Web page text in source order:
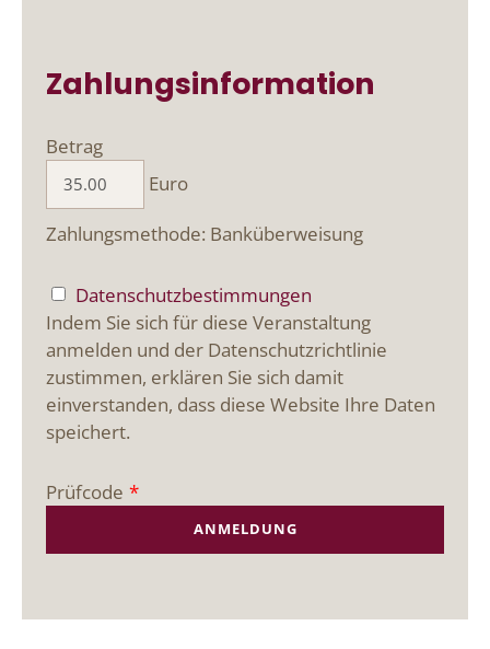
Zahlungsinformation
Betrag
Euro
Zahlungsmethode: Banküberweisung
Datenschutzbestimmungen
Indem Sie sich für diese Veranstaltung
anmelden und der Datenschutzrichtlinie
zustimmen, erklären Sie sich damit
einverstanden, dass diese Website Ihre Daten
speichert.
Prüfcode *